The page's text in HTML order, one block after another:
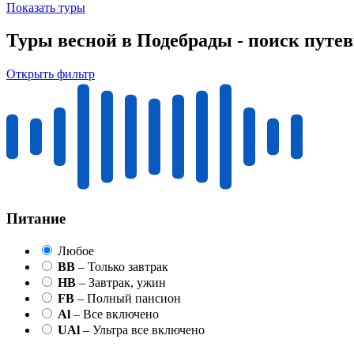
Показать туры
Туры весной в Подебрады - поиск
Открыть фильтр
Питание
Любое
BB – Только завтрак
HB – Завтрак, ужин
FB – Полный пансион
Al – Все включено
UAl – Ультра все включено